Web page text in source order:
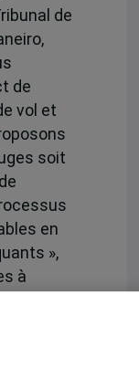
de
de
vol et
soit
en
»,
à
d’un
2009).